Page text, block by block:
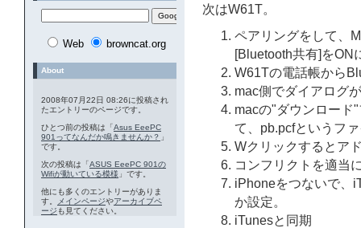
次はW61T。
ペアリングをして、
[Bluetooth共有]をON
W61Tの電話帳から
mac側でダイアログ
macの"ダウンロード
て、pb.pcfというフ
Wクリックするとア
コンフリクトを適当
iPhoneをつないで、
か設定。
iTunesと同期
Web browncat.org
About
2008年07月22日 08:26に投稿され
たエントリーのページです。
ひとつ前の投稿は「Asus EeePC
901ってなんだか鳴きませんか？ 」
です。
次の投稿は「ASUS EeePC 901の
Wifiが動いている模様 」です。
他にも多くのエントリーがありま
す。
メインページやアーカイブペ
ージ も見てください。